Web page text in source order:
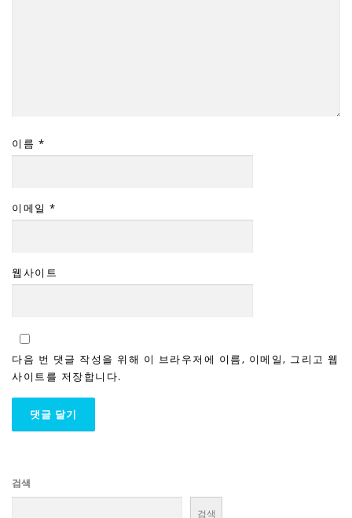
이름 *
이메일 *
웹사이트
다음 번 댓글 작성을 위해 이 브라우저에 이름, 이메일, 그리고 웹
사이트를 저장합니다.
검색
검색